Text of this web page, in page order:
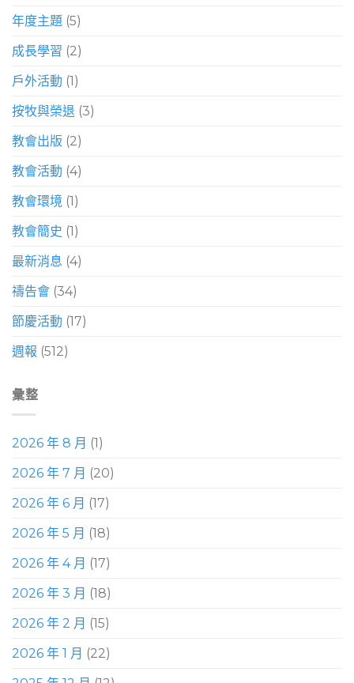
年度主題 (5)
成長學習 (2)
戶外活動 (1)
按牧與榮退 (3)
教會出版 (2)
教會活動 (4)
教會環境 (1)
教會簡史 (1)
最新消息 (4)
禱告會 (34)
節慶活動 (17)
週報 (512)
彙整
2026 年 8 月 (1)
2026 年 7 月 (20)
2026 年 6 月 (17)
2026 年 5 月 (18)
2026 年 4 月 (17)
2026 年 3 月 (18)
2026 年 2 月 (15)
2026 年 1 月 (22)